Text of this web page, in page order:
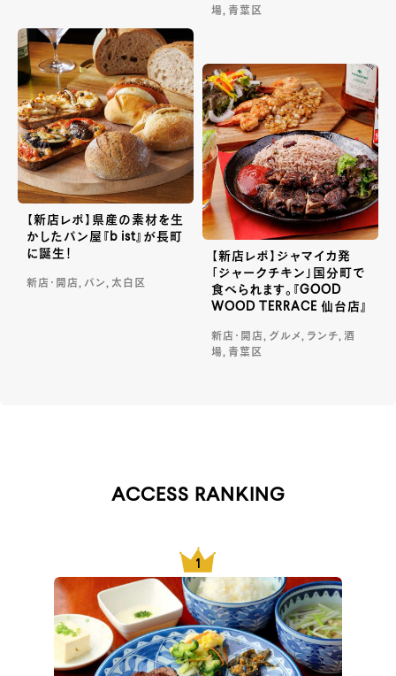
場, 青葉区
【新店レポ】県産の素材を生
かしたパン屋『b ist』が長町
に誕生！
新店・開店, パン, 太白区
【新店レポ】ジャマイカ発
「ジャークチキン」国分町で
食べられます。『GOOD
WOOD TERRACE 仙台店』
新店・開店, グルメ, ランチ, 酒
場, 青葉区
ACCESS RANKING